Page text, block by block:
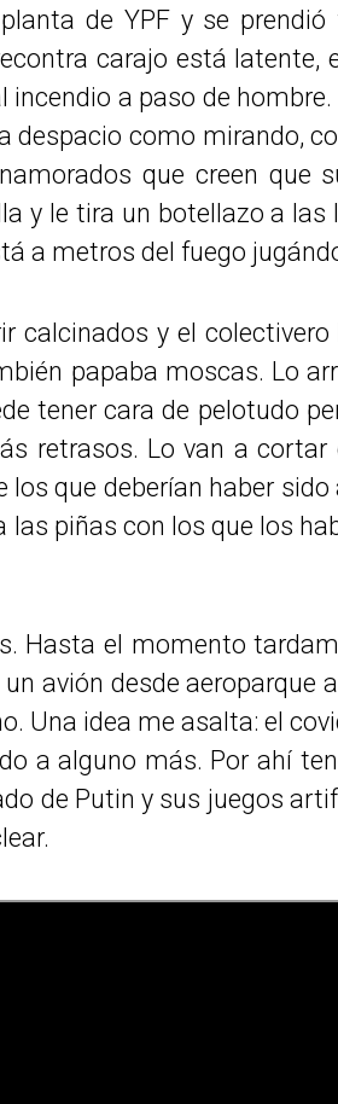
de YPF y se
carajo está latente,
a paso de
despacio como mirando,
que creen que
y le tira un botellazo a
a metros del fuego
calcinados y el
papaba moscas. Lo
tener cara de pelotudo
retrasos. Lo van a
los que deberían haber
las piñas con los que los
Hasta el momento
avión desde aeroparque
Una idea me asalta: el
a alguno más. Por ahí
de Putin y sus juegos